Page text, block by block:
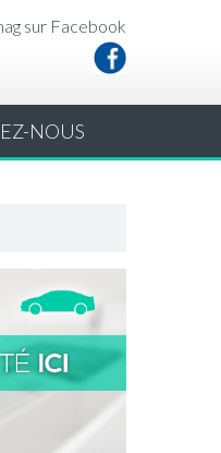
sur Facebook
NOUS